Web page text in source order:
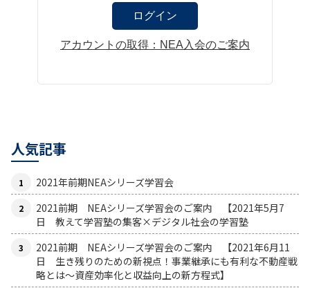
アカウントの取得：NEA入会のご案内
人気記事
2021年前期NEAシリーズ学習会
2021前期 NEAシリーズ学習会のご案内 【2021年5月7
日 教えて学習塾の集客×デジタル社会の学習塾
2021前期 NEAシリーズ学習会のご案内 【2021年6月11
日 生き残りのための新視点！事業継承にも有利な不動産戦
略とは〜資産効率化と収益向上の新方程式】